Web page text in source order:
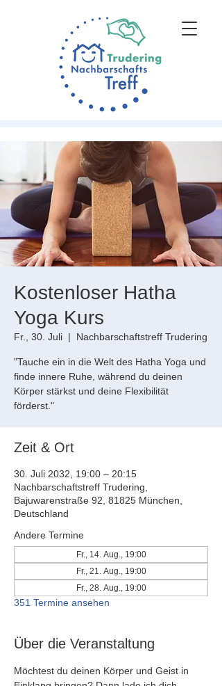
Kostenloser Hatha
Yoga Kurs
Fr., 30. Juli
  |
Nachbarschaftstreff Trudering
"Tauche ein in die Welt des Hatha Yoga und
finde innere Ruhe, während du deinen
Körper stärkst und deine Flexibilität
förderst."
Zeit & Ort
30. Juli 2032, 19:00 – 20:15
Nachbarschaftstreff Trudering,
Bajuwarenstraße 92, 81825 München,
Deutschland
Andere Termine
Fr., 14. Aug., 19:00
Fr., 21. Aug., 19:00
Fr., 28. Aug., 19:00
351 Termine ansehen
Über die Veranstaltung
Möchtest du deinen Körper und Geist in